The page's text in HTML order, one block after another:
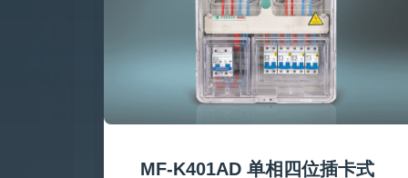
MF-K401AD 单相四位插卡式